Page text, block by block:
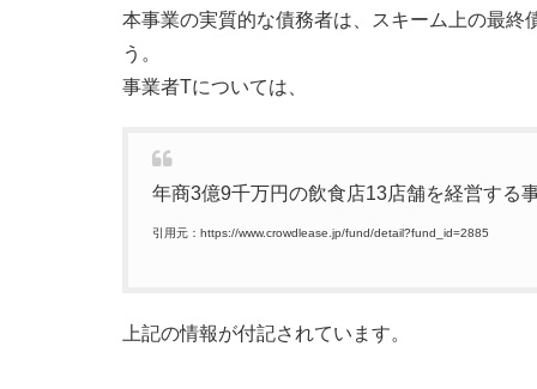
本事業の実質的な債務者は、スキーム上の最終
う。
事業者Tについては、
年商3億9千万円の飲食店13店舗を経営する
引用元：https://www.crowdlease.jp/fund/detail?fund_id=2885
上記の情報が付記されています。